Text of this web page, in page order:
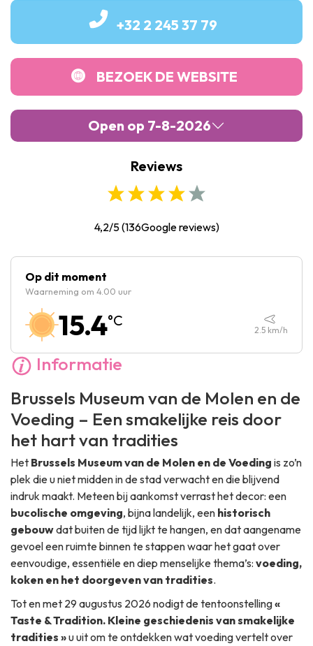
+32 2 245 37 79
BEZOEK DE WEBSITE
Open op 7-8-2026
-12:30
10:00 -
Vrijdag :10:00-
Zondag :Gesloten
Reviews
4,2/5(136Google reviews)
Op dit moment
Waarneming om 4.00 uur
15.4°C
2.5 km/h
Informatie
Brussels Museum van de Molen en de
Voeding – Een smakelijke reis door
het hart van tradities
Het Brussels Museum van de Molen en de Voeding is zo’n
plek die u niet midden in de stad verwacht en die blijvend
indruk maakt. Meteen bij aankomst verrast het decor: een
bucolische omgeving, bijna landelijk, een historisch
gebouwdat buiten de tijd lijkt te hangen, en dat aangename
gevoel een ruimte binnen te stappen waar het gaat over
eenvoudige, essentiële en diep menselijke thema’s: voeding,
koken en het doorgeven van tradities.
Tot en met 29 augustus 2026 nodigt de tentoonstelling«
Taste & Tradition. Kleine geschiedenis van smakelijke
tradities »u uit om te ontdekken wat voeding vertelt over